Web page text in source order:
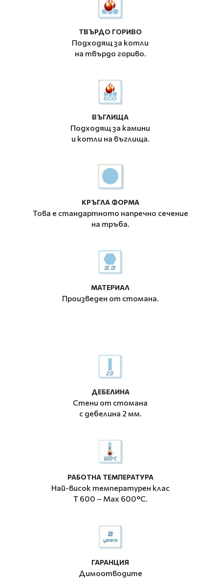
ТВЪРДО ГОРИВО
Подходящ за котли
на твърдо гориво.
ВЪГЛИЩА
Подходящ за камини
и котли на въглища.
КРЪГЛА ФОРМА
Това е стандартното напречно сечение
на тръба.
МАТЕРИАЛ
Произведен от стомана.
ДЕБЕЛИНА
Стени от стомана
с дебелина 2 мм.
РАБОТНА ТЕМПЕРАТУРА
Най-висок температурен клас
T 600 – Мax 600°C.
ГАРАНЦИЯ
Димоотводите